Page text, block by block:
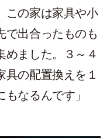
この家は家具や小
で出合ったものも
めました。３～４
具の配置換えを１
なるんです」